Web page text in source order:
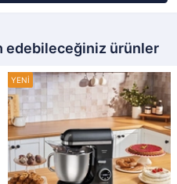
edebileceğiniz ürünler